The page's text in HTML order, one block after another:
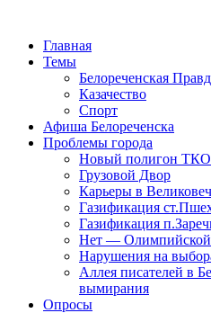
Главная
Темы
Белореченская
Казачество
Спорт
Афиша Белореченска
Проблемы города
Новый полигон ТКО
Грузовой Двор
Карьеры в
Газификация
Газификация
Нет — Олимпийской
Нарушения на
Аллея писателей в
вымирания
Опросы